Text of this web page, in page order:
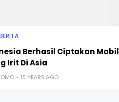
Berhasil Ciptakan Mobil
Irit Di Asia
15 YEARS AGO